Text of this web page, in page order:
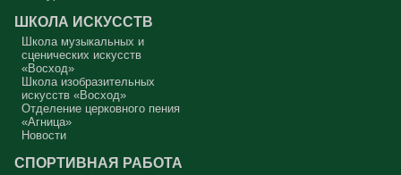
Это цель жизни. Я об этом забыл, я туда хочу, но я забыл. И я
сначала увидеть в себе этого урода, а потом начать с ним борьбу.
Аминь.
Протоиерей Андрей Алексеев
ШКОЛА ИСКУССТВ
Школа музыкальных и
сценических искусств
«Восход»
Школа изобразительных
искусств «Восход»
Отделение церковного пения
«Агница»
Новости
СПОРТИВНАЯ РАБОТА